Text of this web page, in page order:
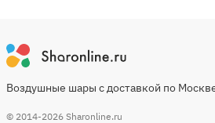
Воздушные шары с доставкой по
© 2014-2026 Sharonline.ru